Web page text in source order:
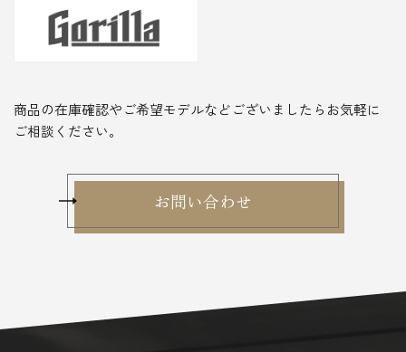
商品の在庫確認やご希望モデルなどございましたらお気軽に
ご相談ください。
お問い合わせ